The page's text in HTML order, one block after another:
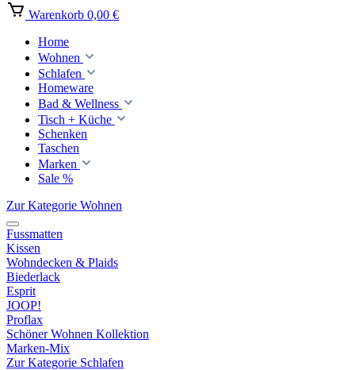
Warenkorb 0,00 €
Home
Wohnen
Schlafen
Homeware
Bad & Wellness
Tisch + Küche
Schenken
Taschen
Marken
Sale %
Zur Kategorie Wohnen
Fussmatten
Kissen
Wohndecken & Plaids
Biederlack
Esprit
JOOP!
Proflax
Schöner Wohnen Kollektion
Marken-Mix
Zur Kategorie Schlafen